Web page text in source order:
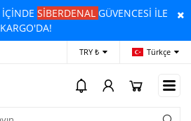
İÇİNDESİBERDENALGÜVENCESİ İLE
KARGO'DA!
Ödeme Bildirimi
TRY ₺ Türkçe